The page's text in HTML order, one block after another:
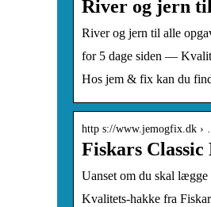
River og jern
River og jern til alle
for 5 dage siden —
Hos jem & fix kan du
http s://www.jemogfix.dk ›
Fiskars
Uanset om du skal
Kvalitets-hakke fra